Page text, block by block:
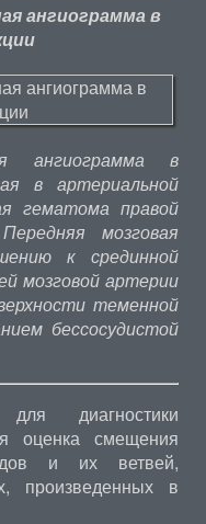
ангиограмма в
ангиограмма в
в артериальной
гематома правой
мозговая
к срединной
мозговой артерии
теменной
бессосудистой
диагностики
оценка смещения
и их ветвей,
произведенных в